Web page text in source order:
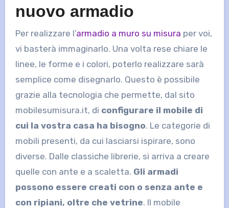
nuovo armadio
Per realizzare l’armadio a muro su misura per voi,
vi basterà immaginarlo. Una volta rese chiare le
linee, le forme e i colori, poterlo realizzare sarà
semplice come disegnarlo. Questo è possibile
grazie alla tecnologia che permette, dal sito
mobilesumisura.it, di configurare il mobile di
cui la vostra casa ha bisogno. Le categorie di
mobili presenti, da cui lasciarsi ispirare, sono
diverse. Dalle classiche librerie, si arriva a creare
quelle con ante e a scaletta. Gli armadi
possono essere creati con o senza ante e
con ripiani, oltre che vetrine. Il mobile